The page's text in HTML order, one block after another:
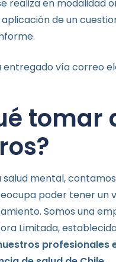
realiza en modalidad
de un
entregado vía correo
tomar
salud mental,
poder tener un
Somos una
Limitada,
profesionales